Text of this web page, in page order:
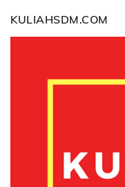
KULIAHSDM.COM